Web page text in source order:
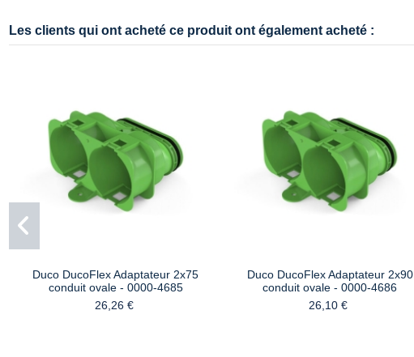
Les clients qui ont acheté ce produit ont également acheté :
Duco DucoFlex Adaptateur 2x75
conduit ovale - 0000-4685
26,26 €
Duco DucoFlex Adaptateur 2x90
conduit ovale - 0000-4686
26,10 €